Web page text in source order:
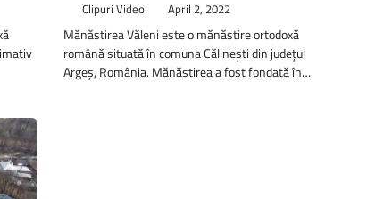
Clipuri Video April 2, 2022
Mănăstirea Văleni este o mănăstire ortodoxă
română situată în comuna Călinești din județul
Argeș, România. Mănăstirea a fost fondată în…